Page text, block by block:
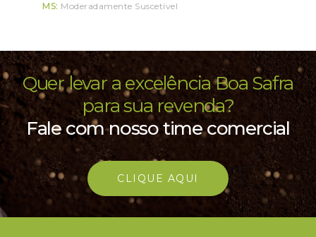
MS: Moderadamente Suscetível
Quer levar a excelência Boa Safra
para sua revenda?
Fale com nosso time comercial
CLIQUE AQUI